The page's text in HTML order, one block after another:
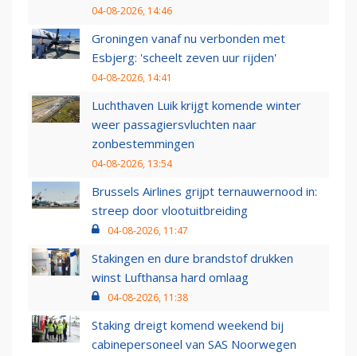
04-08-2026, 14:46
Groningen vanaf nu verbonden met
Esbjerg: 'scheelt zeven uur rijden'
04-08-2026, 14:41
Luchthaven Luik krijgt komende winter
weer passagiersvluchten naar
zonbestemmingen
04-08-2026, 13:54
Brussels Airlines grijpt ternauwernood in:
streep door vlootuitbreiding
04-08-2026, 11:47
Stakingen en dure brandstof drukken
winst Lufthansa hard omlaag
04-08-2026, 11:38
Staking dreigt komend weekend bij
cabinepersoneel van SAS Noorwegen